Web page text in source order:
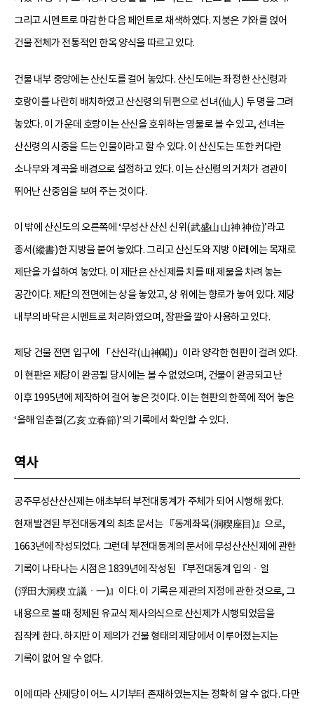
그리고 시멘트로 마감한 다음 페인트로 채색하였다. 지붕은 기와를 얹어
건물 전체가 전통적인 한옥 양식을 따르고 있다.
건물 내부 중앙에는 산신도를 걸어 놓았다. 산신도에는 좌정한 산신령과
호랑이를 나란히 배치하였고 산신령의 뒤편으로 선녀(仙人) 두 명을 그려
놓았다. 이 가운데 호랑이는 산신을 호위하는 영물로 볼 수 있고, 선녀는
산신령의 시중을 드는 인물이라고 할 수 있다. 이 산신도는 또한 커다란
소나무와 계곡을 배경으로 설정하고 있다. 이는 산신령의 거처가 경관이
뛰어난 산중임을 보여 주는 것이다.
이 밖에 산신도의 오른쪽에 ‘무성산 산신 신위(武盛山 山神 神位)’라고
종서(縱書)한 지방을 붙여 놓았다. 그리고 산신도와 지방 아래에는 목재로
제단을 가설하여 놓았다. 이 제단은 산신제를 치를 때 제물을 차려 놓는
공간이다. 제단의 전면에는 상을 놓았고, 상 위에는 향로가 놓여 있다. 제당
내부의 바닥은 시멘트로 처리하였으며, 장판을 깔아 사용하고 있다.
제당 건물 전면 입구에 「산신각(山神閣)」이라 양각한 현판이 걸려 있다.
이 현판은 제당이 완공될 당시에는 볼 수 없었으며, 건물이 완공되고 난
이후 1995년에 제작하여 걸어 놓은 것이다. 이는 현판의 한쪽에 적어 놓은
‘을해 입춘절(乙亥 立春節)’의 기록에서 확인할 수 있다.
역사
공주무성산산신제는 애초부터 부전대동계가 주체가 되어 시행해 왔다.
현재 발견된 부전대동계의 최초 문서는 『동계좌목(洞稧座目)』으로,
1663년에 작성되었다. 그런데 부전대동계의 문서에 무성산산신제에 관한
기록이 나타나는 시점은 1839년에 작성된 『부전대동계 입의ㆍ일
(浮田大洞稧 立議ㆍ一)』이다. 이 기록은 제관의 지정에 관한 것으로, 그
내용으로 볼 때 정제된 유교식 제사의식으로 산신제가 시행되었음을
짐작케 한다. 하지만 이 제의가 건물 형태의 제당에서 이루어졌는지는
기록이 없어 알 수 없다.
이에 따라 산제당이 어느 시기부터 존재하였는지는 정확히 알 수 없다. 다만